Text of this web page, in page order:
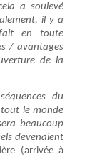
a soulevé
il y a
en toute
/ avantages
de la
du
le monde
beaucoup
devenaient
(arrivée à